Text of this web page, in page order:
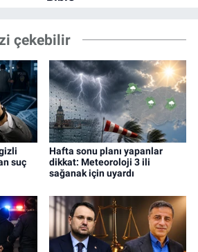
çekebilir
suç
Hafta sonu planı yapanlar
dikkat: Meteoroloji 3 ili
sağanak için uyardı